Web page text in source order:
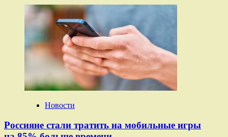
Новости
Россияне стали тратить на мобильные игры